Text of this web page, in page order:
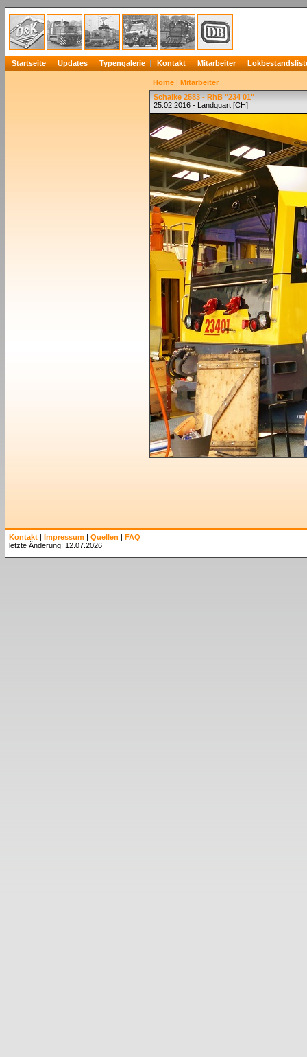
Startseite Updates Typengalerie Kontakt Mitarbeiter
Home | Mitarbeiter
Schalke 2583 - RhB "234 01"
25.02.2016 - Landquart [CH]
Kontakt | Impressum | Quellen | FAQ
letzte Änderung: 12.07.2026